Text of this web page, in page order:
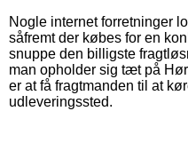
Nogle internet forretninger
såfremt der købes for en
snuppe den billigste
man opholder sig tæt på
er at få fragtmanden til at
udleveringssted.